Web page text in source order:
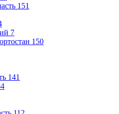
151
7
150
141